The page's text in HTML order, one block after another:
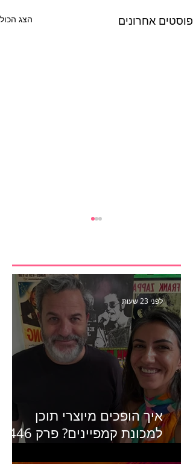
פוסטים אחרונים הצג הכול
הסוכרייה שאי אפשר
לפתוח: המהלך של Chupa
Chups
איך הופכים מיוצרי תוכן
למכונת קמפיינים? פרק 446
לפני 23 שעות